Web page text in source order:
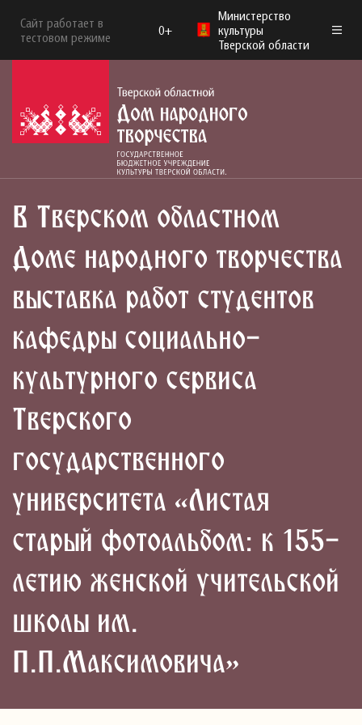
Сайт работает в
тестовом режиме
0+
Министерство
культуры
Тверской области
В Тверском областном
Доме народного творчества
выставка работ студентов
кафедры социально-
культурного сервиса
Тверского
государственного
университета «Листая
старый фотоальбом: к 155-
летию женской учительской
школы им.
П.П.Максимовича»